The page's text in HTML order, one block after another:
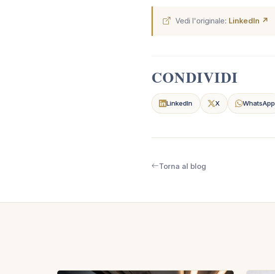
Vedi l'originale: LinkedIn ↗
CONDIVIDI
LinkedIn X WhatsApp
Torna al blog